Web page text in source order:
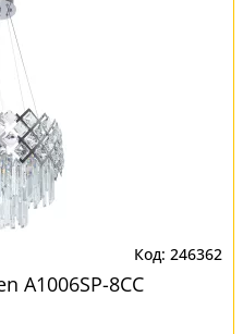
246362
A1006SP-8CC